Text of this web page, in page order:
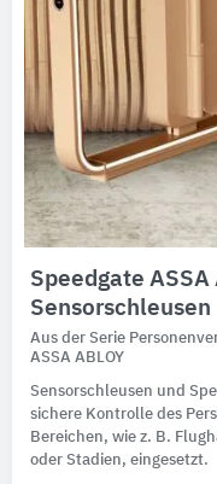
Speedgate ASSA
Sensorschleusen
Aus der Serie
ASSA ABLOY
Sensorschleusen und
sichere Kontrolle des
Bereichen, wie z. B.
oder Stadien, eingesetzt.